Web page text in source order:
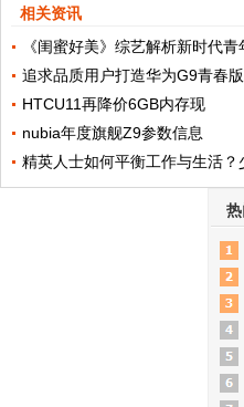
相关资讯
《闺蜜好美》综艺解析新时代青
追求品质用户打造华为G9青春版
HTCU11再降价6GB内存现
nubia年度旗舰Z9参数信息
精英人士如何平衡工作与生活？